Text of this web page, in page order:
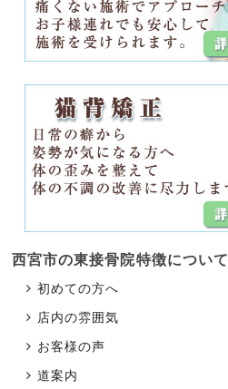
西宮市の東接骨院特徴について
初めての方へ
店内の雰囲気
お客様の声
道案内